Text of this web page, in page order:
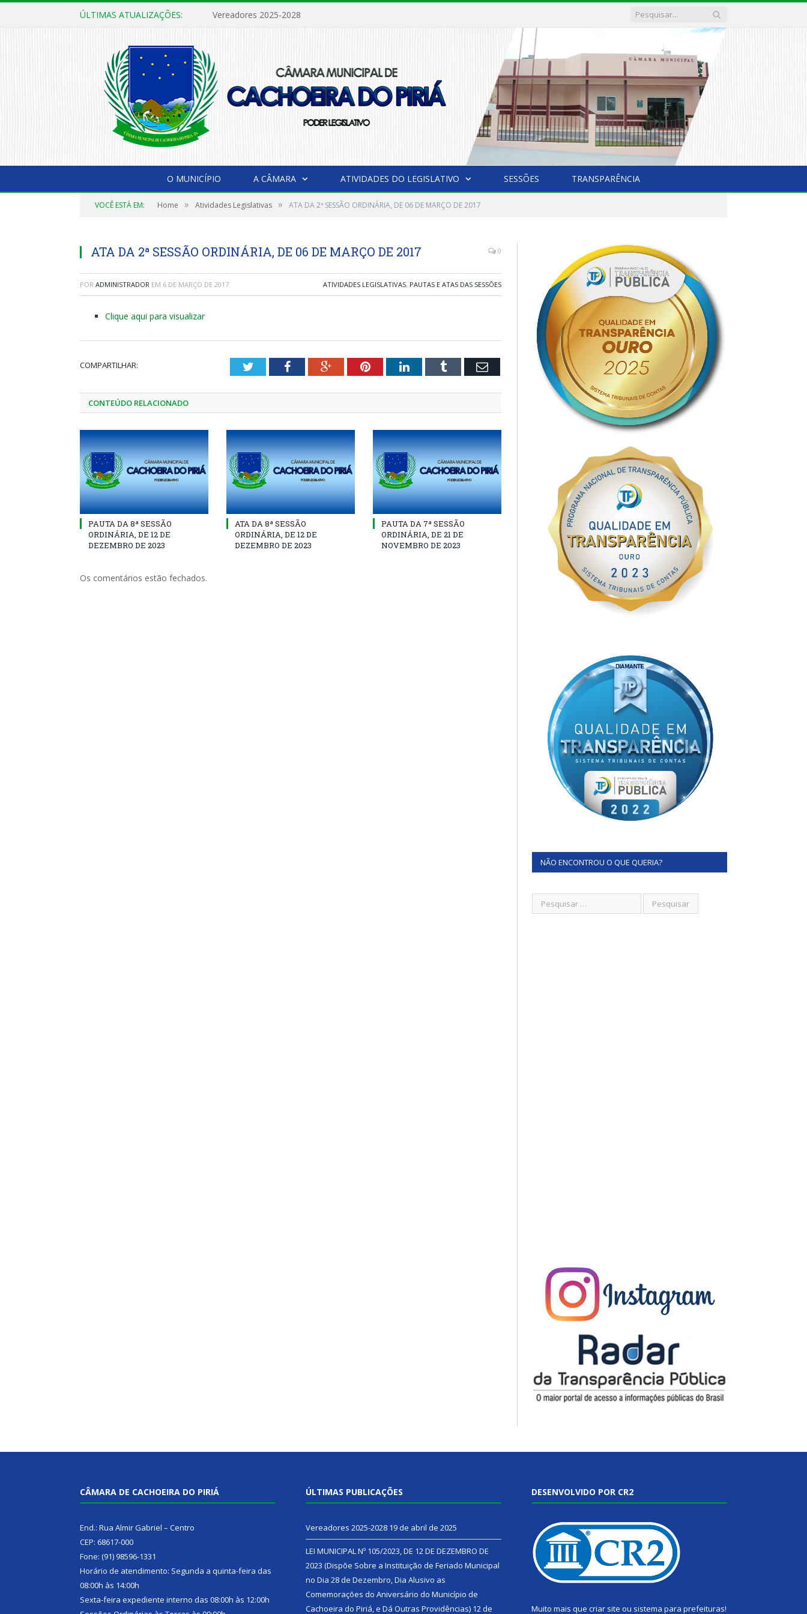
ÚLTIMAS ATUALIZAÇÕES: Vereadores 2025-2028
O MUNICÍPIO A CÂMARA ATIVIDADES DO LEGISLATIVO SESSÕES TRANSPARÊNCIA
VOCÊ ESTÁ EM: Home » Atividades Legislativas » ATA DA 2ª SESSÃO ORDINÁRIA, DE 06 DE MARÇO DE 2017
ATA DA 2ª SESSÃO ORDINÁRIA, DE 06 DE MARÇO DE 2017 0
POR ADMINISTRADOR EM 6 DE MARÇO DE 2017 ATIVIDADES LEGISLATIVAS, PAUTAS E ATAS DAS SESSÕES
Clique aqui para visualizar
COMPARTILHAR: TwitterFacebookGoogle+PinterestLinkedInTumblr Email
CONTEÚDO RELACIONADO
PAUTA DA 8ª SESSÃO
ORDINÁRIA, DE 12 DE
DEZEMBRO DE 2023
ATA DA 8ª SESSÃO
ORDINÁRIA, DE 12 DE
DEZEMBRO DE 2023
PAUTA DA 7ª SESSÃO
ORDINÁRIA, DE 21 DE
NOVEMBRO DE 2023
Os comentários estão fechados.
NÃO ENCONTROU O QUE QUERIA?
CÂMARA DE CACHOEIRA DO PIRIÁ
End.: Rua Almir Gabriel – Centro
CEP: 68617-000
Fone: (91) 98596-1331
Horário de atendimento: Segunda a quinta-feira das
08:00h às 14:00h
Sexta-feira expediente interno das 08:00h às 12:00h
ÚLTIMAS PUBLICAÇÕES
Vereadores 2025-2028 19 de abril de 2025
LEI MUNICIPAL Nº 105/2023, DE 12 DE DEZEMBRO DE
2023 (Dispõe Sobre a Instituição de Feriado Municipal
no Dia 28 de Dezembro, Dia Alusivo as
Comemorações do Aniversário do Município de
Cachoeira do Piriá, e Dá Outras Providências) 12 de
DESENVOLVIDO POR CR2
Muito mais que criar site ou sistema para prefeituras!